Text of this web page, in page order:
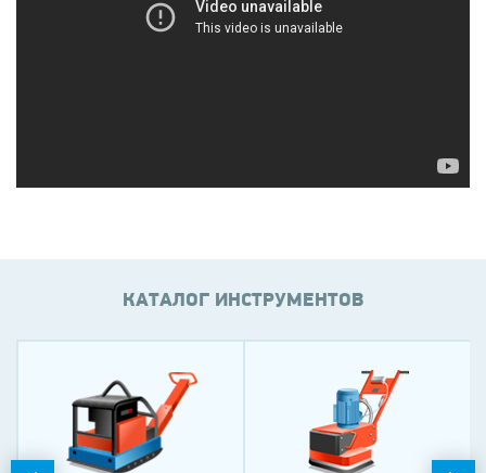
КАТАЛОГ ИНСТРУМЕНТОВ